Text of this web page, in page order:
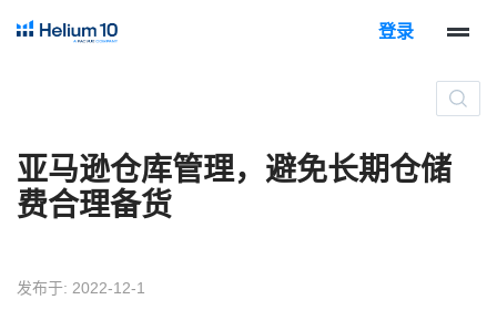
登录
亚马逊仓库管理，避免长期仓储
费合理备货
发布于: 2022-12-1